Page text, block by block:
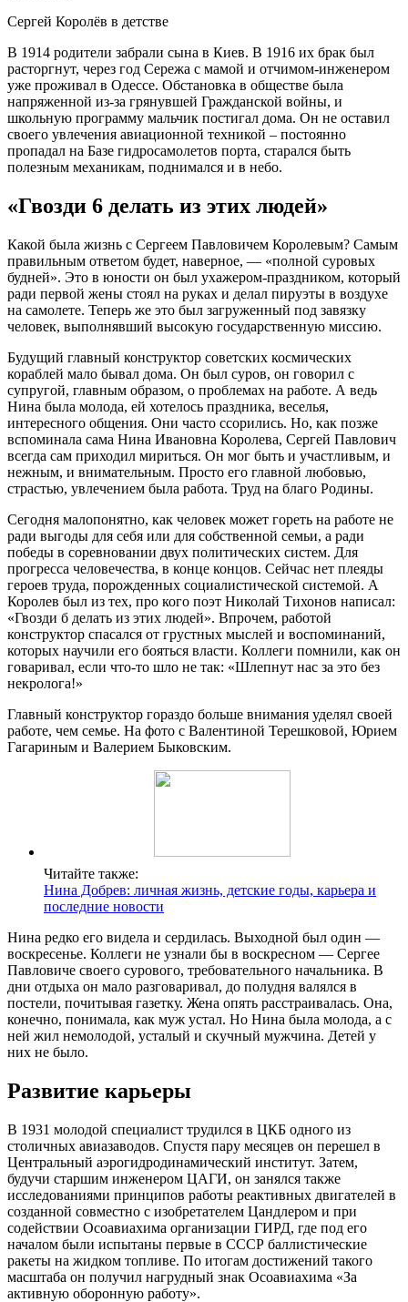
Сергей Королёв в детстве
В 1914 родители забрали сына в Киев. В 1916 их брак был
расторгнут, через год Сережа с мамой и отчимом-инженером
уже проживал в Одессе. Обстановка в обществе была
напряженной из-за грянувшей Гражданской войны, и
школьную программу мальчик постигал дома. Он не оставил
своего увлечения авиационной техникой – постоянно
пропадал на Базе гидросамолетов порта, старался быть
полезным механикам, поднимался и в небо.
«Гвозди 6 делать из этих людей»
Какой была жизнь с Сергеем Павловичем Королевым? Самым
правильным ответом будет, наверное, — «полной суровых
будней». Это в юности он был ухажером-праздником, который
ради первой жены стоял на руках и делал пируэты в воздухе
на самолете. Теперь же это был загруженный под завязку
человек, выполнявший высокую государственную миссию.
Будущий главный конструктор советских космических
кораблей мало бывал дома. Он был суров, он говорил с
супругой, главным образом, о проблемах на работе. А ведь
Нина была молода, ей хотелось праздника, веселья,
интересного общения. Они часто ссорились. Но, как позже
вспоминала сама Нина Ивановна Королева, Сергей Павлович
всегда сам приходил мириться. Он мог быть и участливым, и
нежным, и внимательным. Просто его главной любовью,
страстью, увлечением была работа. Труд на благо Родины.
Сегодня малопонятно, как человек может гореть на работе не
ради выгоды для себя или для собственной семьи, а ради
победы в соревновании двух политических систем. Для
прогресса человечества, в конце концов. Сейчас нет плеяды
героев труда, порожденных социалистической системой. А
Королев был из тех, про кого поэт Николай Тихонов написал:
«Гвозди б делать из этих людей». Впрочем, работой
конструктор спасался от грустных мыслей и воспоминаний,
которых научили его бояться власти. Коллеги помнили, как он
говаривал, если что-то шло не так: «Шлепнут нас за это без
некролога!»
Главный конструктор гораздо больше внимания уделял своей
работе, чем семье. На фото с Валентиной Терешковой, Юрием
Гагариным и Валерием Быковским.
Читайте также:
Нина Добрев: личная жизнь, детские годы, карьера и
последние новости
Нина редко его видела и сердилась. Выходной был один —
воскресенье. Коллеги не узнали бы в воскресном — Сергее
Павловиче своего сурового, требовательного начальника. В
дни отдыха он мало разговаривал, до полудня валялся в
постели, почитывая газетку. Жена опять расстраивалась. Она,
конечно, понимала, как муж устал. Но Нина была молода, а с
ней жил немолодой, усталый и скучный мужчина. Детей у
них не было.
Развитие карьеры
В 1931 молодой специалист трудился в ЦКБ одного из
столичных авиазаводов. Спустя пару месяцев он перешел в
Центральный аэрогидродинамический институт. Затем,
будучи старшим инженером ЦАГИ, он занялся также
исследованиями принципов работы реактивных двигателей в
созданной совместно с изобретателем Цандлером и при
содействии Осоавиахима организации ГИРД, где под его
началом были испытаны первые в СССР баллистические
ракеты на жидком топливе. По итогам достижений такого
масштаба он получил нагрудный знак Осоавиахима «За
активную оборонную работу».